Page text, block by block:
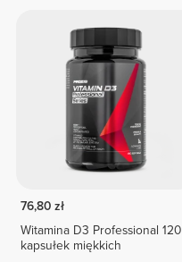
76,80 zł
Witamina D3 Professional 120
kapsułek miękkich